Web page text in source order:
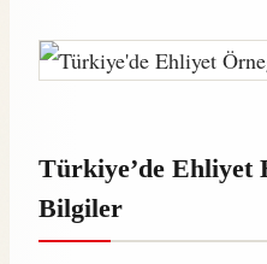
Türkiye’de Ehliyet
Bilgiler